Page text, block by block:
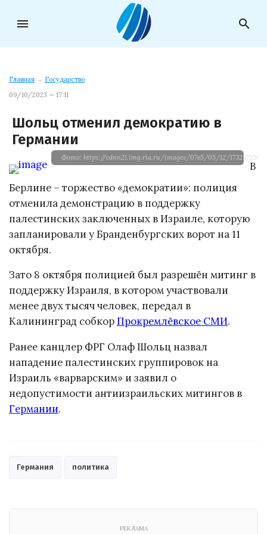
menu search
Главная → Государство
09/10/2023 — 17:11
Шольц отменил демократию в
Германии
Фото: https://cdnn21.img.ria.ru/images/07e5/05/12/
В
Берлине – торжество «демократии»: полиция
отменила демонстрацию в поддержку
палестинских заключенных в Израиле, которую
запланировали у Бранденбургских ворот на 11
октября.
Зато 8 октября полицией был разрешён митинг в
поддержку Израиля, в котором участвовали
менее двух тысяч человек, передал в
Калининград собкорПрокремлёвское СМИ.
Ранее канцлер ФРГ Олаф Шольц назвал
нападение палестинских группировок на
Израиль «варварским» и заявил о
недопустимости антиизраильских митингов в
Германии.
Германия политика
РЕКЛАМА